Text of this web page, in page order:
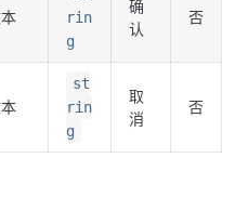
rin
g
确
认
否
st
rin
g
取
消
否